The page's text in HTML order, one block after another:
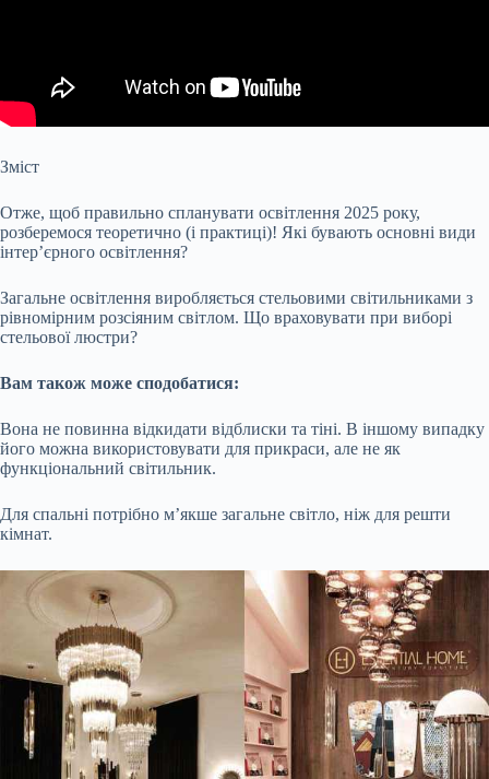
Зміст
Отже, щоб правильно спланувати освітлення 2025 року,
розберемося теоретично (і практиці)! Які бувають основні види
інтер’єрного освітлення?
Загальне освітлення виробляється стельовими світильниками з
рівномірним розсіяним світлом. Що враховувати при виборі
стельової люстри?
Вам також може сподобатися:
Вона не повинна відкидати відблиски та тіні. В іншому випадку
його можна використовувати для прикраси, але не як
функціональний світильник.
Для спальні потрібно м’якше загальне світло, ніж для решти
кімнат.